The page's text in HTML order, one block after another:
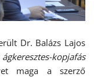
Dr. Balázs Lajos
kopjafás
maga a szerző